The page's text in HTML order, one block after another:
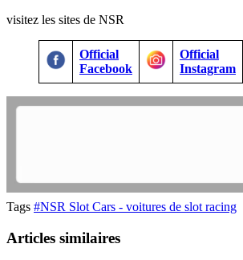
visitez les sites de NSR
Official
Facebook
Official
Instagram
Tags #NSR Slot Cars - voitures de slot racing
Articles similaires